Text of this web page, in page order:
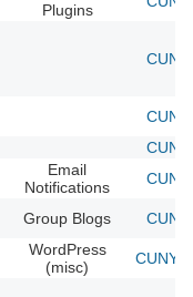
Plugins
Email
Notifications
Group Blogs
WordPress
(misc)
CUNY